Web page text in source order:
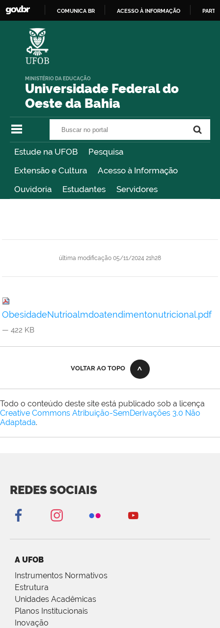
COMUNICA BR ACESSO À INFORMAÇÃO
Universidade Federal do
Oeste da Bahia
MINISTÉRIO DA EDUCAÇÃO
Estude na UFOB
Pesquisa
Extensão e Cultura
Acesso à Informação
Ouvidoria
Estudantes Servidores
última modificação 05/11/2024 21h28
ObesidadeNutrioalmdoatendimentonutricional.pdf
— 422 KB
VOLTAR AO TOPO
Todo o conteúdo deste site está publicado sob a licença
Creative Commons Atribuição-SemDerivações 3.0 Não
Adaptada.
REDES SOCIAIS
A UFOB
Instrumentos Normativos
Estrutura
Unidades Acadêmicas
Planos Institucionais
Inovação